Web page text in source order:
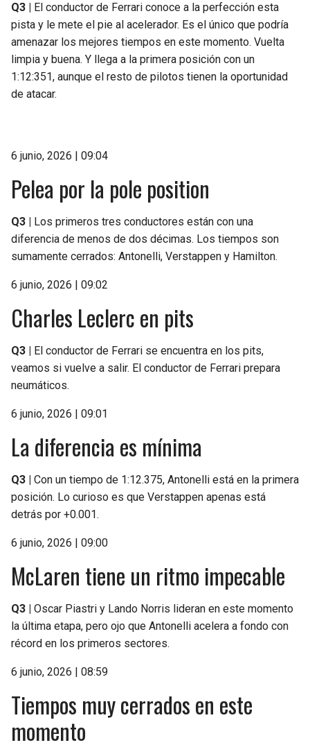
Q3 |
El conductor de Ferrari conoce a la perfección esta
pista y le mete el pie al acelerador. Es el único que podría
amenazar los mejores tiempos en este momento. Vuelta
limpia y buena. Y llega a la primera posición con un
1:12:351, aunque el resto de pilotos tienen la oportunidad
de atacar.
6 junio, 2026 | 09:04
Pelea por la pole position
Q3 |
Los primeros tres conductores están con una
diferencia de menos de dos décimas. Los tiempos son
sumamente cerrados: Antonelli, Verstappen y Hamilton.
6 junio, 2026 | 09:02
Charles Leclerc en pits
Q3 |
El conductor de Ferrari se encuentra en los pits,
veamos si vuelve a salir. El conductor de Ferrari prepara
neumáticos.
6 junio, 2026 | 09:01
La diferencia es mínima
Q3 | Con un tiempo de 1:12.375, Antonelli está en la primera
posición. Lo curioso es que Verstappen apenas está
detrás por +0.001.
6 junio, 2026 | 09:00
McLaren tiene un ritmo impecable
Q3 | Oscar Piastri y Lando Norris lideran en este momento
la última etapa, pero ojo que Antonelli acelera a fondo con
récord en los primeros sectores.
6 junio, 2026 | 08:59
Tiempos muy cerrados en este
momento